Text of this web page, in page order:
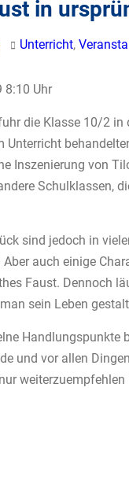
in
Unterricht,
8:10 Uhr
die Klasse 10/2
Inszenierung von
Schulklassen,
sind jedoch in
auch einige
Faust. Dennoch
sein Leben
Handlungspunkte
und vor allen
weiterzuempfehlen